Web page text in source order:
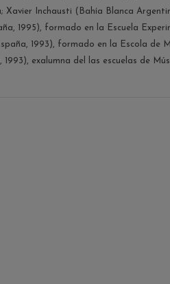
Xavier Inchausti (Bahía Blanca
1995), formado en la Escuela
1993), formado en la Escola de
exalumna del las escuelas de